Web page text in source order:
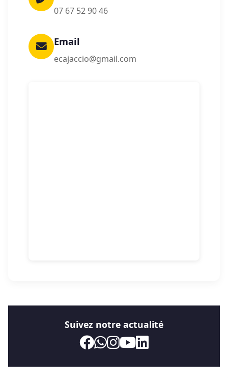
07 67 52 90 46
Email
ecajaccio@gmail.com
Suivez notre actualité